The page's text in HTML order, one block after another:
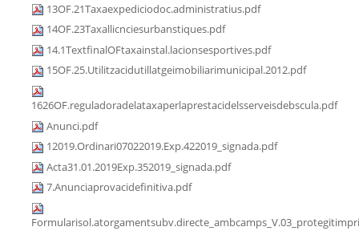
13OF.21Taxaexpediciodoc.administratius.pdf
14OF.23Taxallicnciesurbanstiques.pdf
14.1TextfinalOFtaxainstal.lacionsesportives.pdf
15OF.25.Utilitzacidutillatgeimobiliarimunicipal.2012.pdf
1626OF.reguladoradelataxaperlaprestacidelsserveisdebscula.pdf
Anunci.pdf
12019.Ordinari07022019.Exp.422019_signada.pdf
Acta31.01.2019Exp.352019_signada.pdf
7.Anunciaprovacidefinitiva.pdf